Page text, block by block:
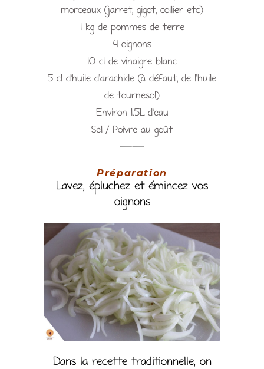
morceaux (jarret, gigot, collier etc)
1 kg de pommes de terre
4 oignons
10 cl de vinaigre blanc
5 cl d’huile d’arachide (à défaut, de l’huile
de tournesol)
Environ 1.5L d’eau
Sel / Poivre au goût
——
Préparation
Lavez, épluchez et émincez vos
oignons
Dans la recette traditionnelle, on